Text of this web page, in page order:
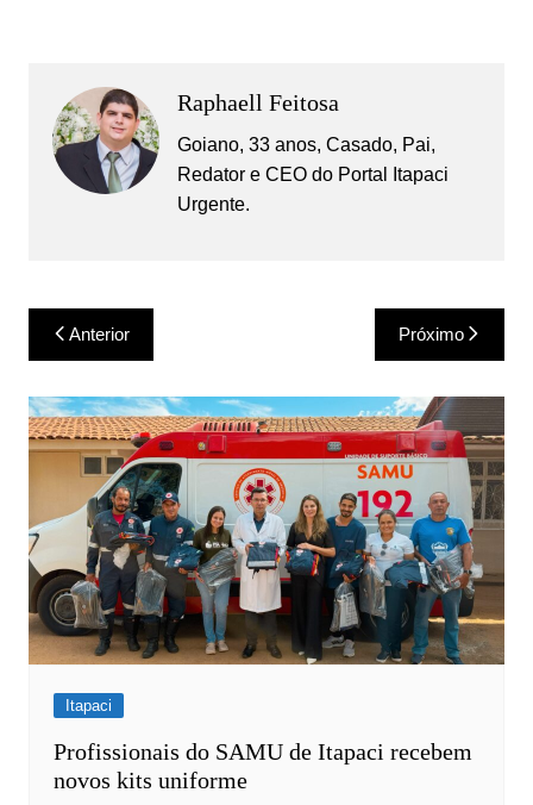
Raphaell Feitosa
Goiano, 33 anos, Casado, Pai,
Redator e CEO do Portal Itapaci
Urgente.
Navegação
de
Post
Anterior Próximo
Itapaci
Profissionais do SAMU de Itapaci recebem
novos kits uniforme